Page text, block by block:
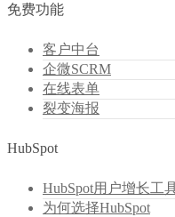
免费功能
客户中台
企微SCRM
在线表单
裂变海报
HubSpot
HubSpot用户增长工
为何选择HubSpot